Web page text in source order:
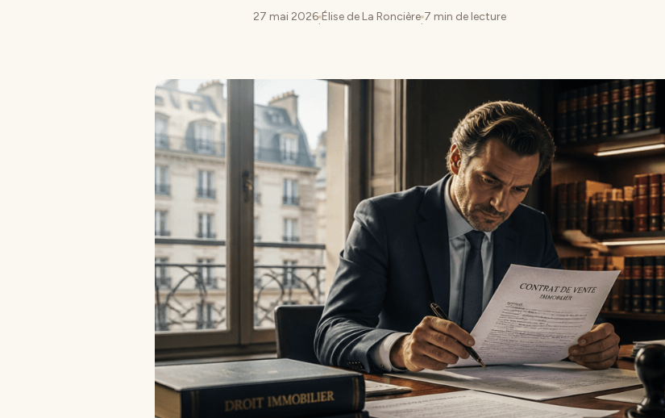
27 mai 2026
·
Élise de La Roncière
·
7 min de lecture